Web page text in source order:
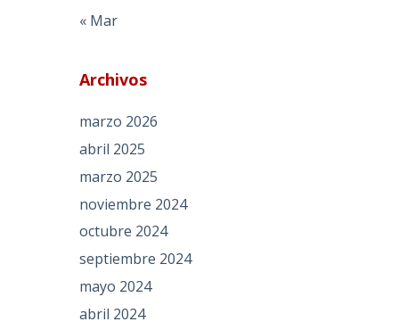
« Mar
Archivos
marzo 2026
abril 2025
marzo 2025
noviembre 2024
octubre 2024
septiembre 2024
mayo 2024
abril 2024